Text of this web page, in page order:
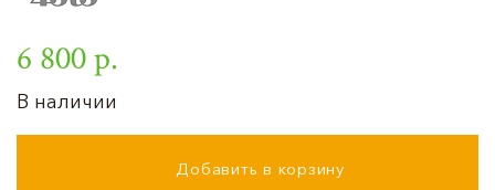
6 800 р.
В наличии
Добавить в корзину